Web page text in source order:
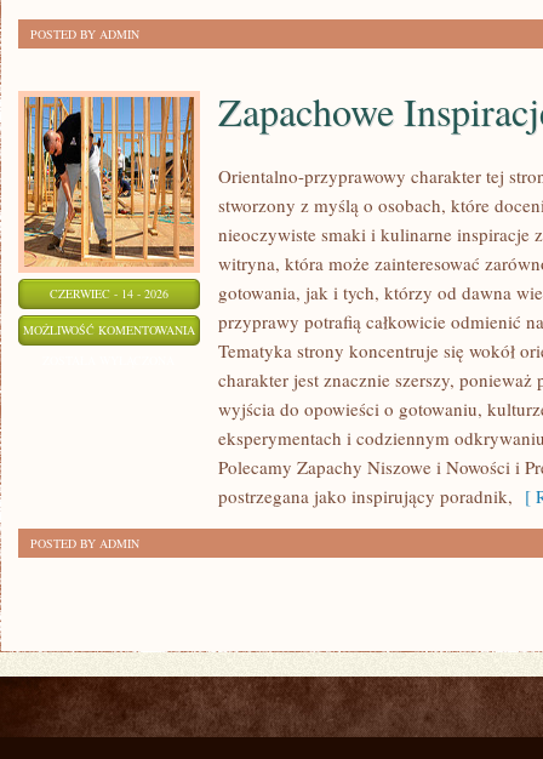
POSTED BY ADMIN
CZERWIEC - 14 - 2026
MOŻLIWOŚĆ KOMENTOWANIA ZAPACHOWE
INSPIRACJE
Zapachowe
Orientalno-przyprawowy charakter tej
stworzony z myślą o osobach, które
nieoczywiste smaki i kulinarne inspiracje
witryna, która może zainteresować
gotowania, jak i tych, którzy od dawna
przyprawy potrafią całkowicie odmienić
Tematyka strony koncentruje się wokół
charakter jest znacznie szerszy,
wyjścia do opowieści o gotowaniu,
eksperymentach i codziennym
Polecamy Zapachy Niszowe i Nowości i
postrzegana jako inspirujący poradnik, [
POSTED BY ADMIN